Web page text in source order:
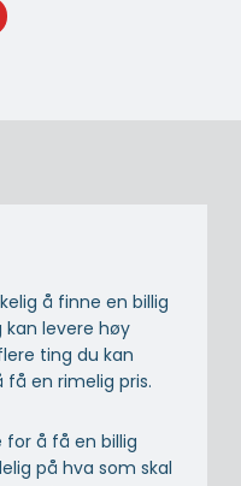
å finne en billig
kan levere høy
ting du kan
få en rimelig pris.
for å få en billig
på hva som skal